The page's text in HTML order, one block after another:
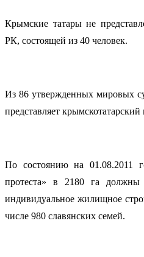
Крымские татары не
РК, состоящей из 40 человек.
Из 86 утвержденных мировых
представляет крымскотатарский
По состоянию на 01.08.2011
протеста» в 2180 га
индивидуальное жилищное
числе 980 славянских семей.